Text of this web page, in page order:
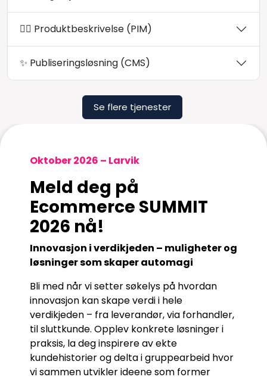
✍🏻 Produktbeskrivelse (PIM)
✨ Publiseringsløsning (CMS)
Se flere tjenester
Oktober 2026 – Larvik
Meld deg på
Ecommerce SUMMIT
2026 nå!
Innovasjon i verdikjeden – muligheter og
løsninger som skaper automagi
Bli med når vi setter søkelys på hvordan
innovasjon kan skape verdi i hele
verdikjeden – fra leverandør, via forhandler,
til sluttkunde. Opplev konkrete løsninger i
praksis, la deg inspirere av ekte
kundehistorier og delta i gruppearbeid hvor
vi sammen utvikler ideene som former